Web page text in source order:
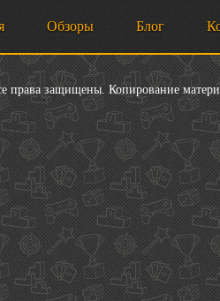
Обзоры Блог
права защищены. Копирование